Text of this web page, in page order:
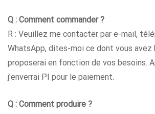
Q : Comment commander ?
R : Veuillez me contacter par e-mail,
WhatsApp, dites-moi ce dont vous avez
proposerai en fonction de vos besoins.
j'enverrai PI pour le paiement.
Q : Comment produire ?